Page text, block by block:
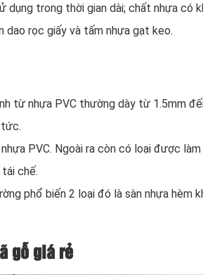
dụng trong thời gian dài; chất nhựa có
dao rọc giấy và tấm nhựa gạt keo.
từ nhựa PVC thường dày từ 1.5mm
tức.
PVC. Ngoài ra còn có loại được
chế.
phổ biến 2 loại đó là sàn nhựa hèm
gỗ giá rẻ